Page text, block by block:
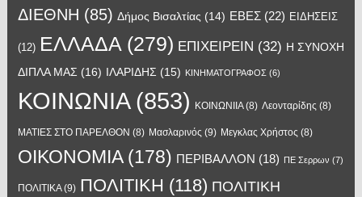
ΔΙΕΘΝΗ (85) Δήμος Βισαλτίας (14) ΕΒΕΣ(22) ΕΙΔΗΣΕΙΣ
(12) ΕΛΛΑΔΑ(279) ΕΠΙΧΕΙΡΕΙΝ (32) Η ΣΥΝΟΧΗ
ΔΙΠΛΑ ΜΑΣ (16) ΙΛΑΡΙΔΗΣ (15) ΚΙΝΗΜΑΤΟΓΡΑΦΟΣ(6)
ΚΟΙΝΩΝΙΑ(853) ΚΟΙΝΩΝΙΙΑ(8) Λεονταρίδης (8)
ΜΑΤΙΕΣ ΣΤΟ ΠΑΡΕΛΘΟΝ (8) Μασλαρινός (9) Μεγκλας Χρήστος (8)
ΟΙΚΟΝΟΜΙΑ(178) ΠΕΡΙΒΑΛΛΟΝ (18) ΠΕ Σερρων (7)
ΠΟΛΙΤΙΚΑ(9) ΠΟΛΙΤΙΚΗ (118) ΠΟΛΙΤΙΚΗ